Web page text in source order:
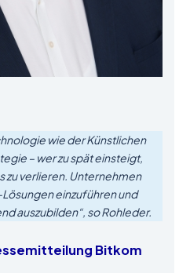
wie der Künstlichen
– wer zu spät einsteigt,
zu verlieren. Unternehmen
einzuführen und
auszubilden“, so Rohleder.
Bitkom